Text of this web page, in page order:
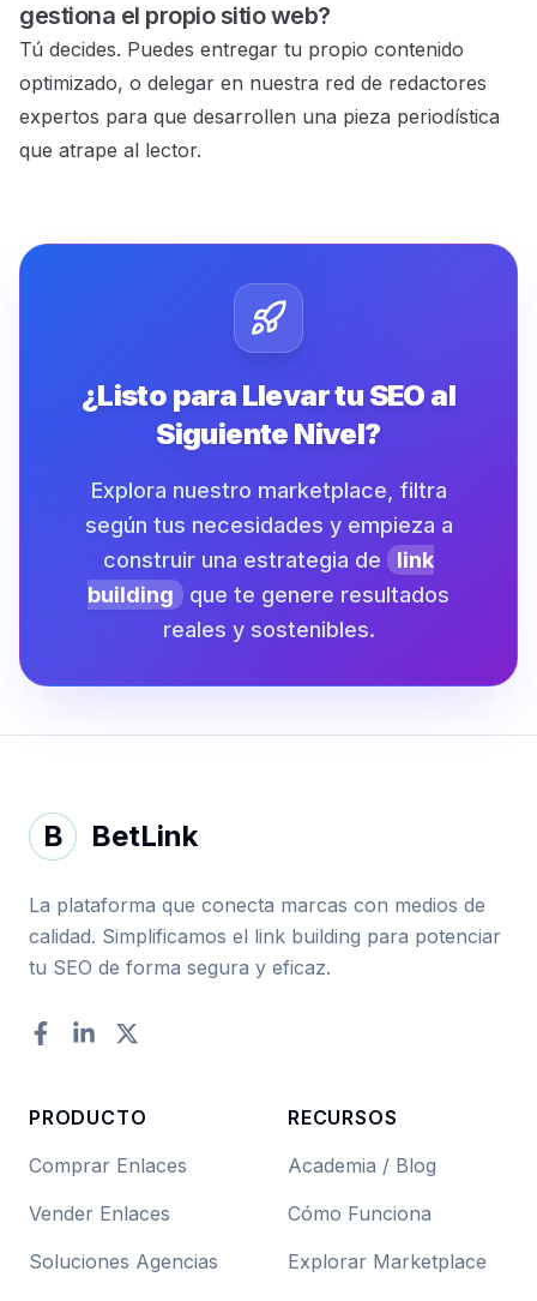
gestiona el propiositio web?
Tú decides. Puedes entregar tu propio contenido
optimizado, o delegar en nuestra red de redactores
expertos para que desarrollen una pieza periodística
que atrape al lector.
¿Listo para Llevar tu SEO al
Siguiente Nivel?
Explora nuestro marketplace, filtra
según tus necesidades y empieza a
construir una estrategia de
link
building
que te genere resultados
reales y sostenibles.
B BetLink
La plataforma que conecta marcas con medios de
calidad. Simplificamos el link building para potenciar
tu SEO de forma segura y eficaz.
Facebook
LinkedInTwitter
PRODUCTO
Comprar Enlaces
Vender Enlaces
Soluciones Agencias
RECURSOS
Academia / Blog
Cómo Funciona
Explorar Marketplace